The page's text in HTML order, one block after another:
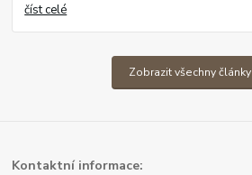
číst celé
Zobrazit všechny články
Kontaktní informace: